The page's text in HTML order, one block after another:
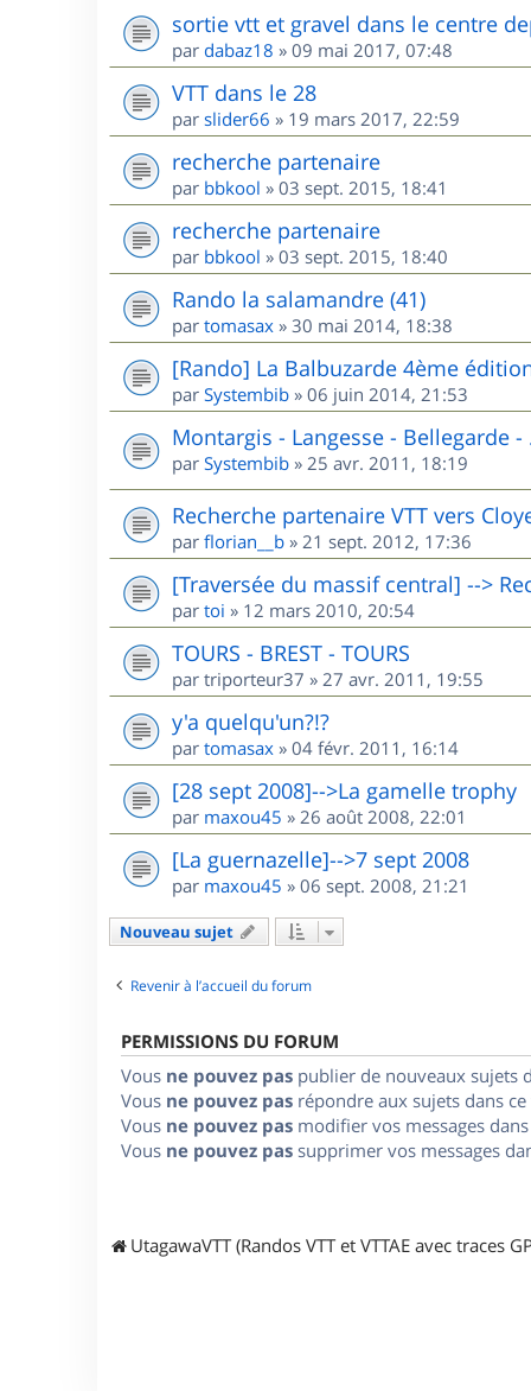
sortie vtt et gravel dans le centre
par dabaz18 » 09 mai 2017, 07:48
VTT dans le 28
par slider66 » 19 mars 2017, 22:59
recherche partenaire
par bbkool » 03 sept. 2015, 18:41
recherche partenaire
par bbkool » 03 sept. 2015, 18:40
Rando la salamandre (41)
par tomasax » 30 mai 2014, 18:38
[Rando] La Balbuzarde 4ème
par Systembib » 06 juin 2014, 21:53
Montargis - Langesse - Bellegarde -
par Systembib » 25 avr. 2011, 18:19
Recherche partenaire VTT vers
par florian__b » 21 sept. 2012, 17:36
[Traversée du massif central] -->
par toi » 12 mars 2010, 20:54
TOURS - BREST - TOURS
par triporteur37 » 27 avr. 2011, 19:55
y'a quelqu'un?!?
par tomasax » 04 févr. 2011, 16:14
[28 sept 2008]-->La gamelle trophy
par maxou45 » 26 août 2008, 22:01
[La guernazelle]-->7 sept 2008
par maxou45 » 06 sept. 2008, 21:21
Nouveau sujet
Revenir à l’accueil du forum
PERMISSIONS DU FORUM
Vous ne pouvez pas publier de nouveaux sujets
Vous ne pouvez pas répondre aux sujets dans
Vous ne pouvez pas modifier vos messages
Vous ne pouvez pas supprimer vos messages
UtagawaVTT (Randos VTT et VTTAE avec traces